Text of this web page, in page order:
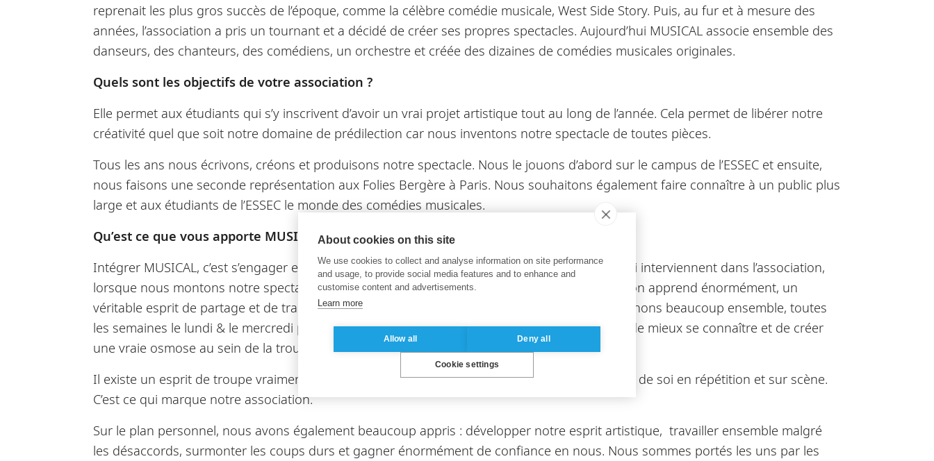
reprenait les plus gros succès de l’époque, comme la célèbre comédie musicale, West Side Story. Puis, au fur et à mesure des
années, l’association a pris un tournant et a décidé de créer ses propres spectacles. Aujourd’hui MUSICAL associe ensemble des
danseurs, des chanteurs, des comédiens, un orchestre et créée des dizaines de comédies musicales originales.
Quels sont les objectifs de votre association ?
Elle permet aux étudiants qui s’y inscrivent d’avoir un vrai projet artistique tout au long de l’année. Cela permet de libérer notre
créativité quel que soit notre domaine de prédilection car nous inventons notre spectacle de toutes pièces.
Tous les ans nous écrivons, créons et produisons notre spectacle. Nous le jouons d’abord sur le campus de l’ESSEC et ensuite,
nous faisons une seconde représentation aux Folies Bergère à Paris. Nous souhaitons également faire connaître à un public plus
large et aux étudiants de l’ESSEC le monde des comédies musicales.
Qu’est ce que vous apporte MUSICAL sur le plan personnel ?
Intégrer MUSICAL, c’est s’engager en premier lieu à partager. Il n’y a pas de professionnels qui interviennent dans l’association,
lorsque nous montons notre spectacle, nous combinons les talents des uns et des autres et on apprend énormément, un
véritable esprit de partage et de transmission de compétences nous anime. Nous nous entraînons beaucoup ensemble, toutes
les semaines le lundi & le mercredi pendant 3 heures, et 2 week-ends par mois. Cela permet de mieux se connaître et de créer
une vraie osmose au sein de la troupe.
Il existe un esprit de troupe vraiment très fort. Il pousse à l’investissement et au dépassement de soi en répétition et sur scène.
C’est ce qui marque notre association.
Sur le plan personnel, nous avons également beaucoup appris : développer notre esprit artistique, travailler ensemble malgré
les désaccords, surmonter les coups durs et gagner énormément de confiance en nous. Nous sommes portés les uns par les
About cookies on this site
We use cookies to collect and analyse information on site performance
and usage, to provide social media features and to enhance and
customise content and advertisements.
Learn more
Allow all Deny all
Cookie settings